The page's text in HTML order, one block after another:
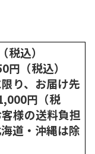
込）
（税込）
り、お届け先
円（税
様の送料負担
道・沖縄は除